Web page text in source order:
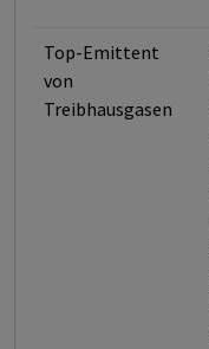
Top-Emittent
von
Treibhausgasen